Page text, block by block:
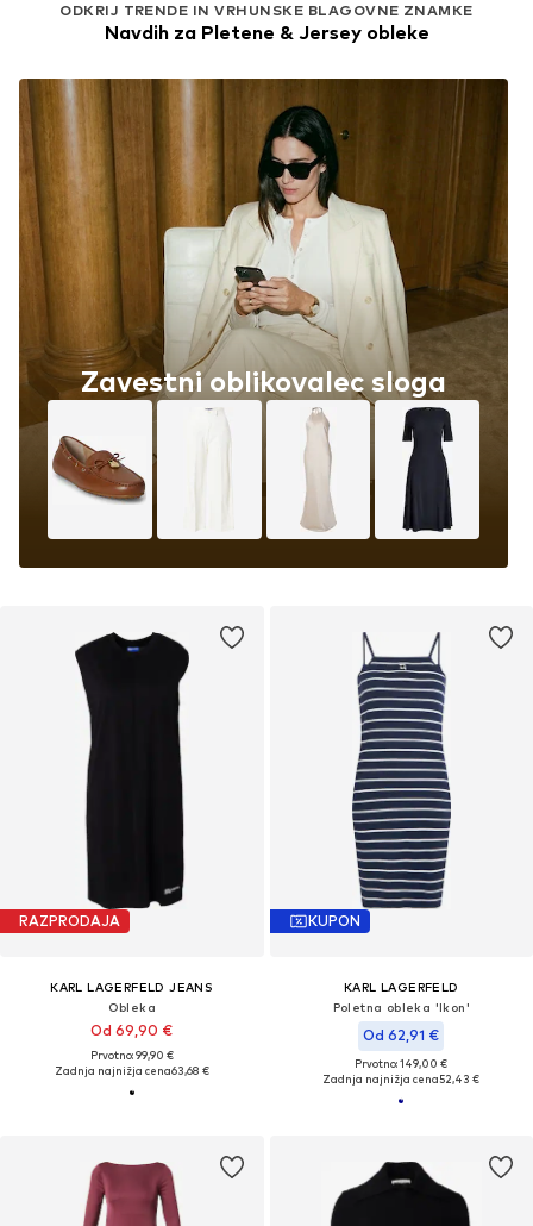
RAZPRODAJA
KARL LAGERFELD JEANS
Obleka
Od 69,90 €
Prvotno: 99,90 €
Zadnja najnižja cena63,68 €
ODKRIJ TRENDE IN VRHUNSKE BLAGOVNE ZNAMKE
Navdih za Pletene & Jersey obleke
Zavestni oblikovalec sloga
KUPON
KARL LAGERFELD
Poletna obleka 'Ikon'
Od 62,91 €
Prvotno: 149,00 €
Zadnja najnižja cena52,43 €